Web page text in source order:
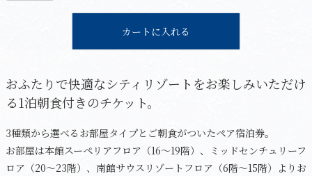
カートに入れる
おふたりで快適なシティリゾートをお楽しみいただけ
る1泊朝食付きのチケット。
3種類から選べるお部屋タイプとご朝食がついたペア宿泊券。
お部屋は本館スーペリアフロア（16～19階）、ミッドセンチュリーフ
ロア（20～23階）、南館サウスリゾートフロア（6階～15階）よりお